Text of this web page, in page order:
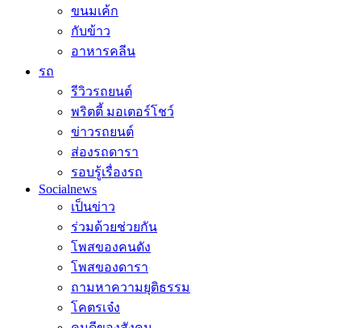
ขนมเค้ก
กับข้าว
อาหารคลีน
รถ
รีวิวรถยนต์
พริตตี้ มอเตอร์โชว์
ข่าวรถยนต์
ส่องรถดารา
รอบรู้เรื่องรถ
Socialnews
เป็นข่าว
ร่วมด้วยช่วยกัน
โพสของคนดัง
โพสของดารา
ถามหาความยุติธรรม
โคตรเจ๋ง